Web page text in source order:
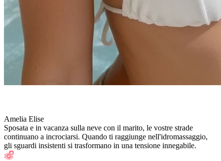
Amelia Elise
Sposata e in vacanza sulla neve con il marito, le vostre strade
continuano a incrociarsi. Quando ti raggiunge nell'idromassaggio,
gli sguardi insistenti si trasformano in una tensione innegabile.